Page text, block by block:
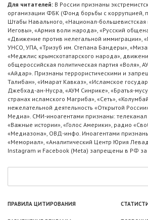
Для читателей: В России признаны
организации ФБК (Фонд борьбы с коррупцией,
Штабы Навального, «Национал-большевистская
Иеговы», «Армия воли народа», «Русский
«Движение против нелегальной иммиграции»,
УНСО, УПА, «Тризуб им. Степана Бандеры»,
«Меджлис крымскотатарского народа»,
общероссийская политическая партия «Воля»,
«Айдар». Признаны террористическими и
Талибан», «Имарат Кавказ», «Исламское
Джебхад-ан-Нусра, «АУМ Синрике», «Братья-
странах исламского Магриба», «Сеть»,
нежелательной деятельность «Открытой
Медиа». СМИ-иноагентами признаны:
«Важные истории», «Голос Америки», радио
«Медиазона», ОВД-инфо. Иноагентами
«Мемориал», «Аналитический Центр Юрия
Instagram и Facebook (Metа) запрещены в РФ за
ПРАВИЛА ЦИТИРОВАНИЯ